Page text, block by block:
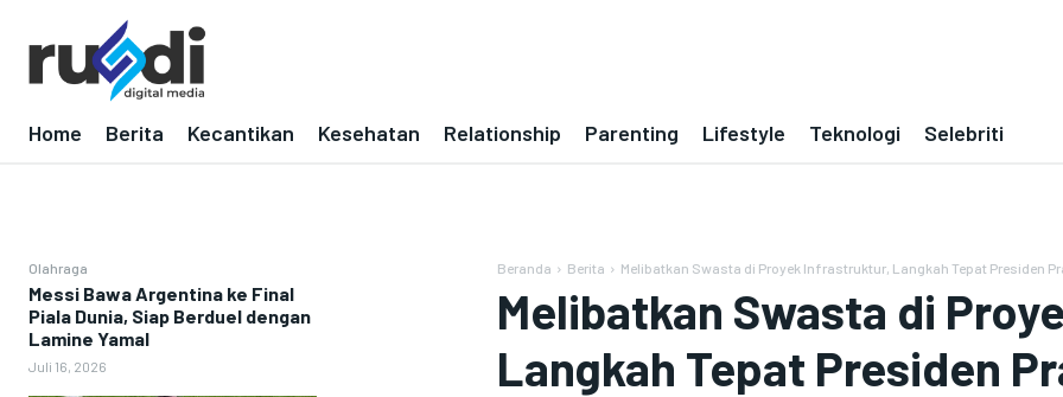
Home Berita Kecantikan Kesehatan Relationship Parenting Lifestyle Teknologi Selebriti
Olahraga
Messi Bawa Argentina ke Final
Piala Dunia, Siap Berduel dengan
Lamine Yamal
Juli 16, 2026
Beranda Berita Melibatkan Swasta di Proyek Infrastruktur, Langkah Tepat Presiden
Melibatkan Swasta di
Langkah Tepat Presiden